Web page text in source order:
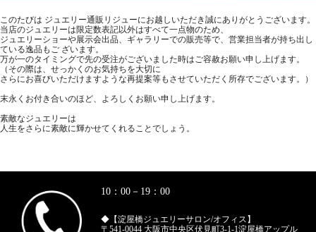
このたびは ジュエリー通販リジューにお越しいただき誠にありがとうございます。
当店のジュエリーは限定数表記以外はすべて一点物のため、
ジュエリーショーや展示会出品、ギャラリーでの販売等で、営業担当者が持ち出し
ている逸品もご ざいます。
万が一のタイミングで先の受注がございました時はご容赦お願い申し上げます。
（その際は、せっかくのお気持ちを大切に
さらにお喜びいただけますような再提案等もさせていただく所存でございます。）
末永くお付き合いのほど、よろしくお願い申し上げます。
素敵なジュエリーは
人生をさらに素敵に輝かせてくれることでしょう。
10：00－19：00
◆【淀屋橋ジュエリーサロン/オフィス】
〒541-0044 大阪市中央区伏見町3-1-1淀屋橋アップル